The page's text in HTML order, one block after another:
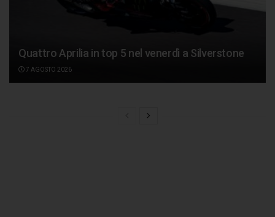
Quattro Aprilia in top 5 nel venerdì a Silverstone
7 AGOSTO 2026